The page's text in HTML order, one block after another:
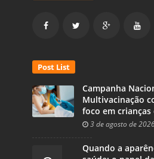
Post List
Campanha
Multivacinação
foco em crianças
3 de agosto de
Quando a